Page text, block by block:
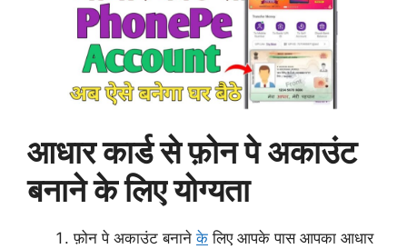
आधार कार्ड से फ़ोन पे अकाउंट
बनाने के लिए योग्यता
फ़ोन पे अकाउंट बनानेके लिए आपके पास आपका आधार